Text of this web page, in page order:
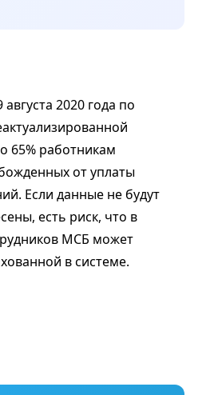
2020 года по
65% работникам
от уплаты
Если данные не будут
есть риск, что в
МСБ может
в системе.